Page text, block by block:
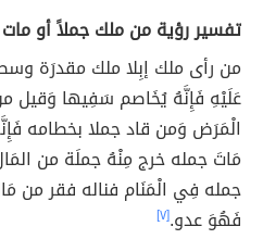
تفسير رؤية من ملك جملاً أو
من رأى ملك إبِلا ملك مقدرَة
عَلَيْهِ فَإِنَّهُ يُخَاصم سَفِيها وَقيل
الْمَرَض وَمن قاد جملا بخطامه
مَاتَ جمله خرج مِنْهُ جملَة من
جمله فِي الْمَنَام فناله فقر من
فَهُوَ عدو.[٧]